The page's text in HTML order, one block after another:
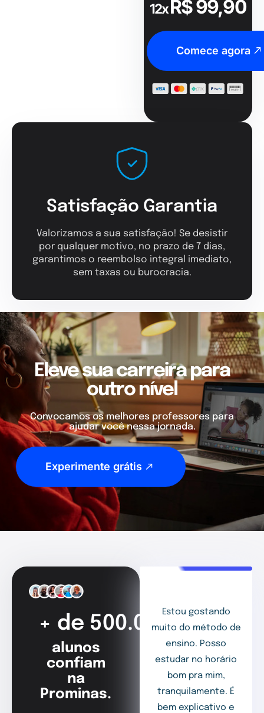
12x R$ 99,90
Comece agora
Satisfação Garantia
Valorizamos a sua satisfação! Se desistir
por qualquer motivo, no prazo de 7 dias,
garantimos o reembolso integral imediato,
sem taxas ou burocracia.
Eleve sua carreira para
outro nível
Convocamos os melhores professores para
ajudar você nessa jornada.
Experimente grátis
+ de 500.000
alunos
confiam
na
Prominas.
Estou gostando
muito do método de
ensino. Posso
estudar no horário
bom pra mim,
tranquilamente. É
bem explicativo e